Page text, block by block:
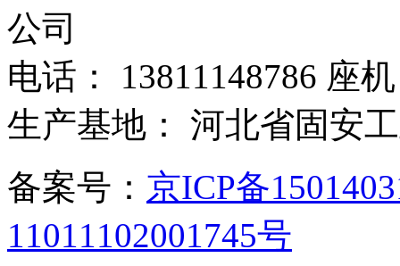
公司
电话： 13811148786 座
生产基地： 河北省固
备案号： 京ICP备
11011102001745号